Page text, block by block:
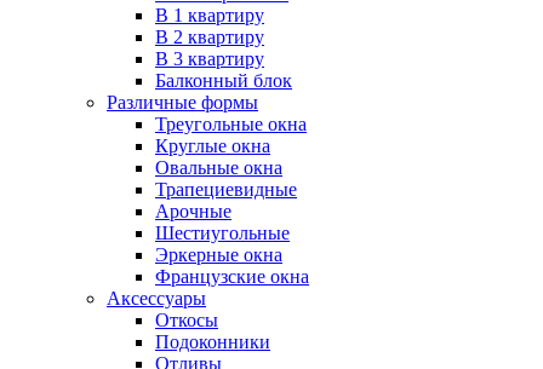
В 1 квартиру
В 2 квартиру
В 3 квартиру
Балконный блок
Различные формы
Треугольные окна
Круглые окна
Овальные окна
Трапециевидные
Арочные
Шестиугольные
Эркерные окна
Французские окна
Аксессуары
Откосы
Подоконники
Отливы